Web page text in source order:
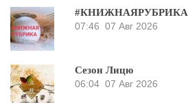
#КНИЖНАЯРУБРИКА
07:46 07 Авг 2026
Сезон Лицю
06:04 07 Авг 2026